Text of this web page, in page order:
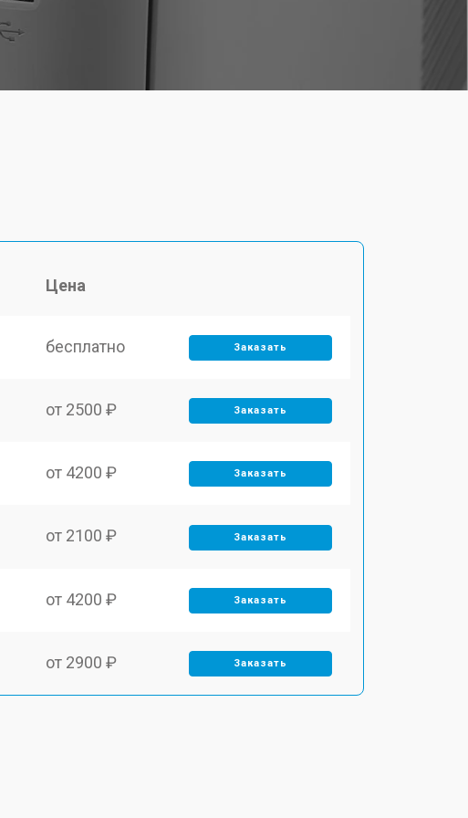
Цена
бесплатно Заказать
от 2500 ₽ Заказать
от 4200 ₽ Заказать
от 2100 ₽ Заказать
от 4200 ₽ Заказать
от 2900 ₽ Заказать